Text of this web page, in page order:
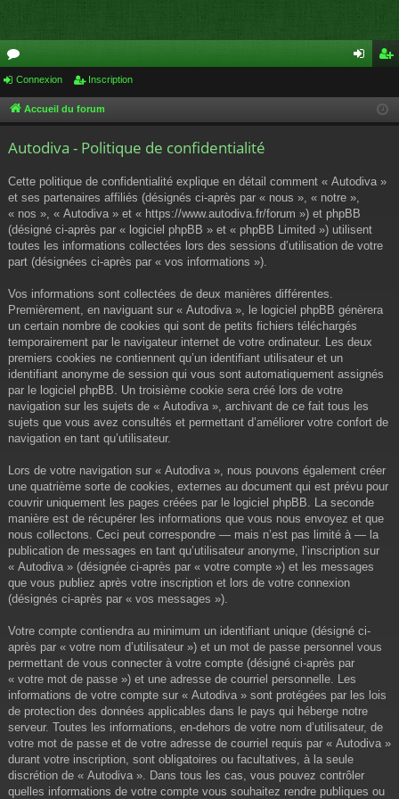
or
u cri
Connexion Inscription
Accueil du forum
Autodiva - Politique de confidentialité
Cette politique de confidentialité explique en détail comment « Autodiva »
et ses partenaires affiliés (désignés ci-après par « nous », « notre »,
« nos », « Autodiva » et « https://www.autodiva.fr/forum ») et phpBB
(désigné ci-après par « logiciel phpBB » et « phpBB Limited ») utilisent
toutes les informations collectées lors des sessions d’utilisation de votre
part (désignées ci-après par « vos informations »).
Vos informations sont collectées de deux manières différentes.
Premièrement, en naviguant sur « Autodiva », le logiciel phpBB génèrera
un certain nombre de cookies qui sont de petits fichiers téléchargés
temporairement par le navigateur internet de votre ordinateur. Les deux
premiers cookies ne contiennent qu’un identifiant utilisateur et un
identifiant anonyme de session qui vous sont automatiquement assignés
par le logiciel phpBB. Un troisième cookie sera créé lors de votre
navigation sur les sujets de « Autodiva », archivant de ce fait tous les
sujets que vous avez consultés et permettant d’améliorer votre confort de
navigation en tant qu’utilisateur.
Lors de votre navigation sur « Autodiva », nous pouvons également créer
une quatrième sorte de cookies, externes au document qui est prévu pour
couvrir uniquement les pages créées par le logiciel phpBB. La seconde
manière est de récupérer les informations que vous nous envoyez et que
nous collectons. Ceci peut correspondre — mais n’est pas limité à — la
publication de messages en tant qu’utilisateur anonyme, l’inscription sur
« Autodiva » (désignée ci-après par « votre compte ») et les messages
que vous publiez après votre inscription et lors de votre connexion
(désignés ci-après par « vos messages »).
Votre compte contiendra au minimum un identifiant unique (désigné ci-
après par « votre nom d’utilisateur ») et un mot de passe personnel vous
permettant de vous connecter à votre compte (désigné ci-après par
« votre mot de passe ») et une adresse de courriel personnelle. Les
informations de votre compte sur « Autodiva » sont protégées par les lois
de protection des données applicables dans le pays qui héberge notre
serveur. Toutes les informations, en-dehors de votre nom d’utilisateur, de
votre mot de passe et de votre adresse de courriel requis par « Autodiva »
durant votre inscription, sont obligatoires ou facultatives, à la seule
discrétion de « Autodiva ». Dans tous les cas, vous pouvez contrôler
quelles informations de votre compte vous souhaitez rendre publiques ou